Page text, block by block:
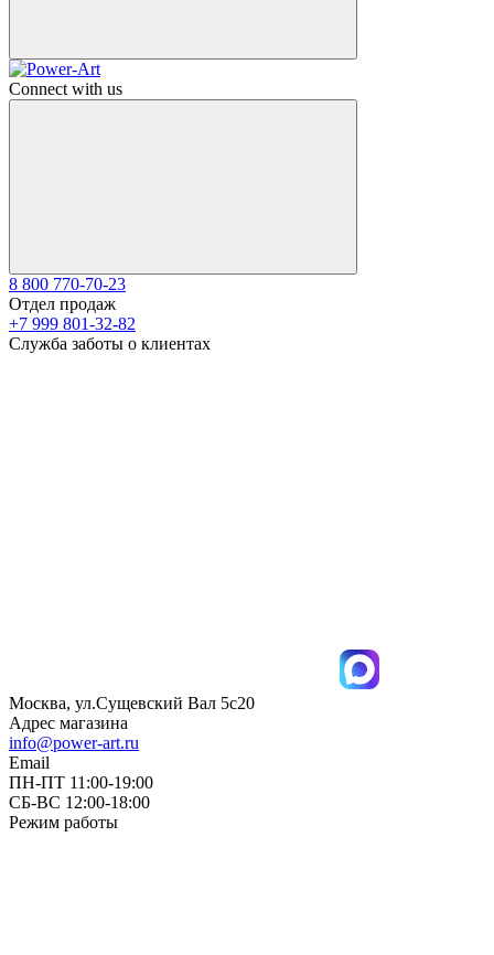
Connect with us
8 800 770-70-23
Отдел продаж
+7 999 801-32-82
Служба заботы о клиентах
Москва, ул.Сущевский Вал 5с20
Адрес магазина
info@power-art.ru
Email
ПН-ПТ 11:00-19:00
СБ-ВС 12:00-18:00
Режим работы